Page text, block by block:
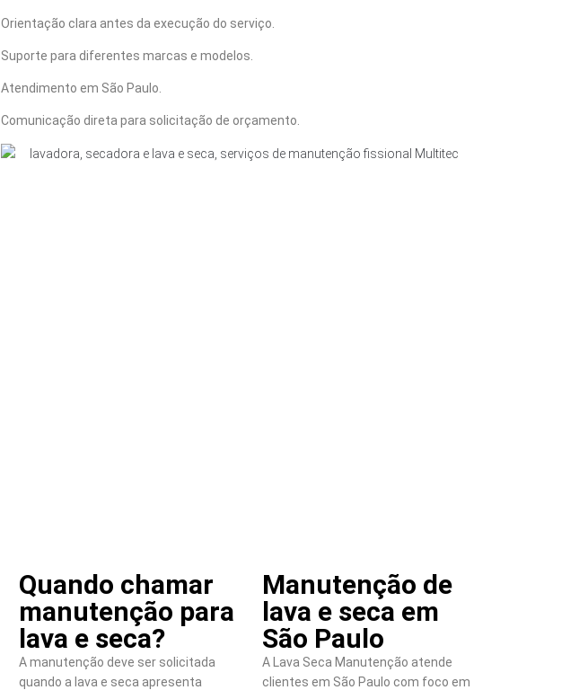
Orientação clara antes da execução do serviço.
Suporte para diferentes marcas e modelos.
Atendimento em São Paulo.
Comunicação direta para solicitação de orçamento.
Quando chamar
manutenção para
lava e seca?
A manutenção deve ser solicitada
quando a lava e seca apresenta
Manutenção de
lava e seca em
São Paulo
A Lava Seca Manutenção atende
clientes em São Paulo com foco em